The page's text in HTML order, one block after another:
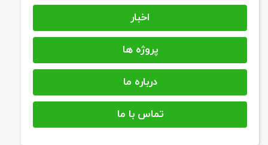
اخبار
پروژه ها
درباره ما
تماس با ما